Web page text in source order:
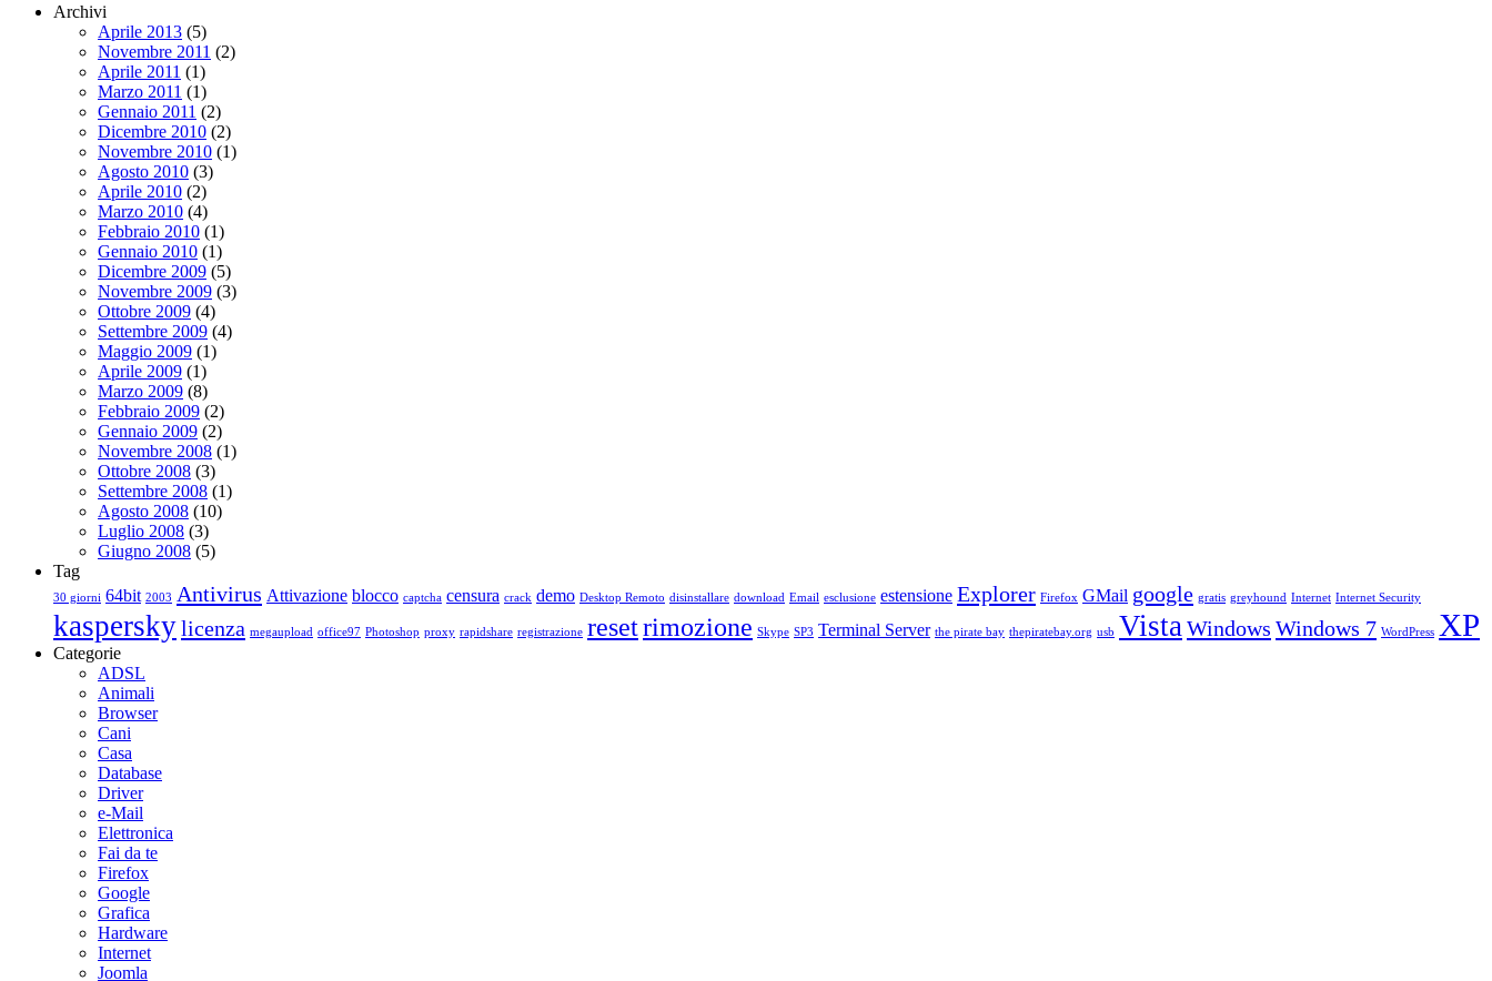
Archivi
Aprile 2013 (5)
Novembre 2011 (2)
Aprile 2011 (1)
Marzo 2011 (1)
Gennaio 2011 (2)
Dicembre 2010 (2)
Novembre 2010 (1)
Agosto 2010 (3)
Aprile 2010 (2)
Marzo 2010 (4)
Febbraio 2010 (1)
Gennaio 2010 (1)
Dicembre 2009 (5)
Novembre 2009 (3)
Ottobre 2009 (4)
Settembre 2009 (4)
Maggio 2009 (1)
Aprile 2009 (1)
Marzo 2009 (8)
Febbraio 2009 (2)
Gennaio 2009 (2)
Novembre 2008 (1)
Ottobre 2008 (3)
Settembre 2008 (1)
Agosto 2008 (10)
Luglio 2008 (3)
Giugno 2008 (5)
Tag
30 giorni 64bit 2003 Antivirus Attivazione blocco captcha censura crack demo Desktop Remoto disinstallare download Email esclusione estensione Explorer Firefox GMail google gratis greyhound Internet Internet Security
kasperskylicenza megaupload office97 Photoshop proxy rapidshare registrazione resetrimozione Skype SP3 Terminal Server the pirate bay thepiratebay.org usb Vista Windows Windows 7 WordPress XP
Categorie
ADSL
Animali
Browser
Cani
Casa
Database
Driver
e-Mail
Elettronica
Fai da te
Firefox
Google
Grafica
Hardware
Internet
Joomla